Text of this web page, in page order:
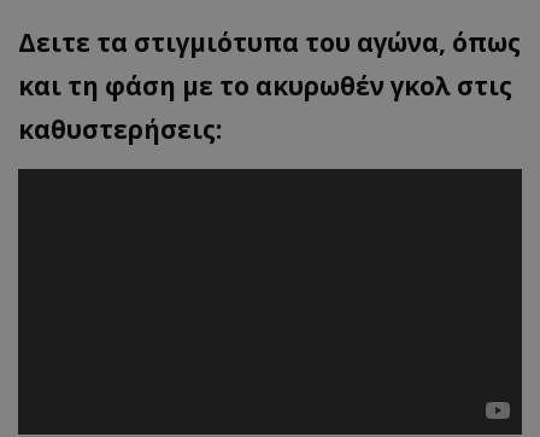
Δειτε τα στιγμιότυπα του αγώνα, όπως
και τη φάση με το ακυρωθέν γκολ στις
καθυστερήσεις: